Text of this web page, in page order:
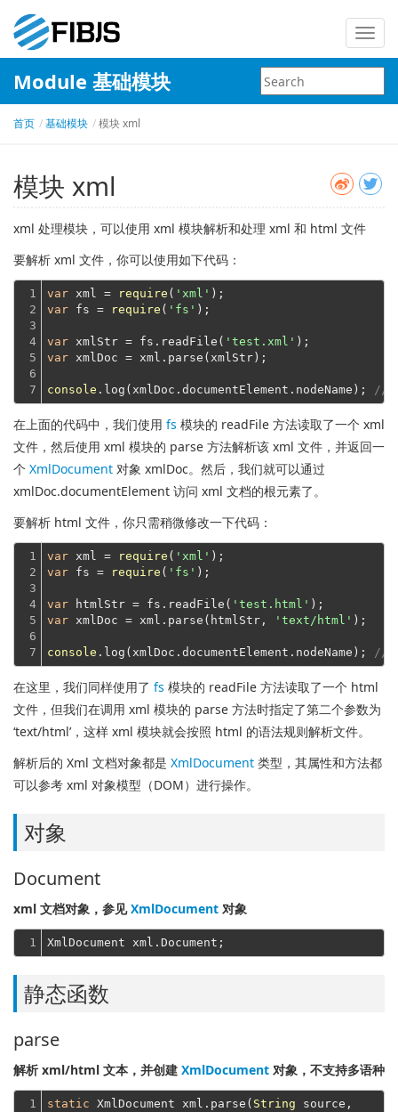
Module 基础模块
首页 基础模块 模块 xml
模块 xml
xml 处理模块，可以使用 xml 模块解析和处理 xml 和 html 文件
要解析 xml 文件，你可以使用如下代码：
1
2
3
4
5
6
7
var xml = require ( 'xml'
var fs = require ( 'fs' );
var xmlStr = fs.readFile( 'test.xml'
var xmlDoc = xml.parse(xmlStr);
console .log(xmlDoc.documentElement.nodeName); //
在上面的代码中，我们使用 fs 模块的 readFile 方法读取了一个 xml
文件，然后使用 xml 模块的 parse 方法解析该 xml 文件，并返回一
个 XmlDocument 对象 xmlDoc。然后，我们就可以通过
xmlDoc.documentElement 访问 xml 文档的根元素了。
要解析 html 文件，你只需稍微修改一下代码：
1
2
3
4
5
6
7
var xml = require ( 'xml'
var fs = require ( 'fs' );
var htmlStr = fs.readFile( 'test.html'
var xmlDoc = xml.parse(htmlStr, 'text/html' );
console .log(xmlDoc.documentElement.nodeName); //
在这里，我们同样使用了 fs 模块的 readFile 方法读取了一个 html
文件，但我们在调用 xml 模块的 parse 方法时指定了第二个参数为
‘text/html’，这样 xml 模块就会按照 html 的语法规则解析文件。
解析后的 Xml 文档对象都是 XmlDocument 类型，其属性和方法都
可以参考 xml 对象模型（DOM）进行操作。
对象
Document
xml 文档对象，参见XmlDocument 对象
1
静态函数
parse
解析 xml/html 文本，并创建 XmlDocument 对象，不支持多语种
1
static XmlDocument xml.parse( String source,